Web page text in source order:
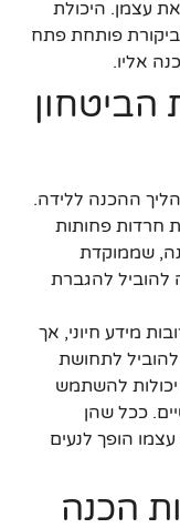
עצמן. היכולת
פותחת פתח
אליו.
ההכנה ללידה.
חרדות פחותות
שממוקדת
להוביל להגברת
מידע חיוני, אך
לתחושת
יכולות להשתמש
ככל שהן
הופך לנעים
הכנה